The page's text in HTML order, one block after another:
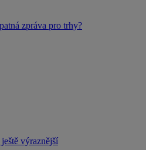
zpráva pro trhy?
výraznější